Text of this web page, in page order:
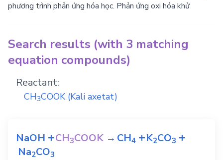
phương trình phản ứng hóa học. Phản ứng oxi hóa khử
Search results (with 3 matching
equation compounds)
Reactant:
CH3COOK(Kali axetat)
NaOH +CH3COOK →CH4 +K2CO3 +
Na2CO3